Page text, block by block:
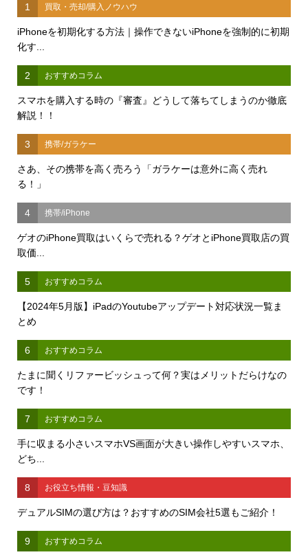
1 買取・売却/購入ノウハウ
iPhoneを初期化する方法｜操作できないiPhoneを強制的に初期
化す...
2 おすすめコラム
スマホを購入する時の『審査』どうして落ちてしまうのか徹底
解説！！
3 携帯/ガラケー
さあ、その携帯を高く売ろう「ガラケーは意外に高く売れ
る！」
4 携帯/iPhone
ゲオのiPhone買取はいくらで売れる？ゲオとiPhone買取店の買
取価...
5 おすすめコラム
【2024年5月版】iPadのYoutubeアップデート対応状況一覧ま
とめ
6 おすすめコラム
たまに聞くリファービッシュって何？実はメリットだらけなの
です！
7 おすすめコラム
手に収まる小さいスマホVS画面が大きい操作しやすいスマホ、
どち...
8 お役立ち情報・豆知識
デュアルSIMの選び方は？おすすめのSIM会社5選もご紹介！
9 おすすめコラム